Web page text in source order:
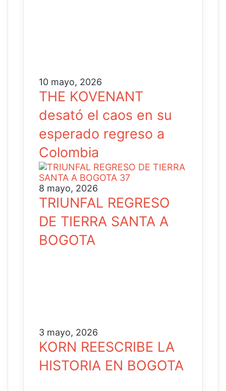
10 mayo, 2026
THE KOVENANT
desató el caos en su
esperado regreso a
Colombia
8 mayo, 2026
TRIUNFAL REGRESO
DE TIERRA SANTA A
BOGOTA
3 mayo, 2026
KORN REESCRIBE LA
HISTORIA EN BOGOTA